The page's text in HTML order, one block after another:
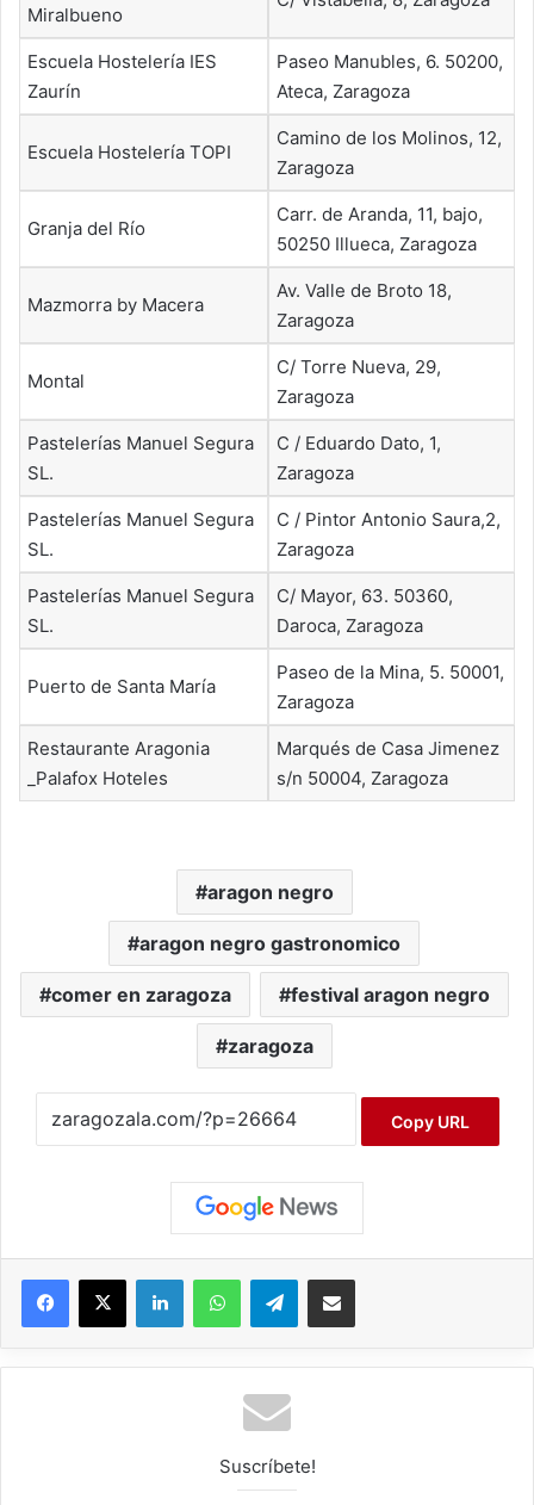
Miralbueno
Escuela Hostelería IES
Zaurín
Paseo Manubles, 6. 50200,
Ateca, Zaragoza
Escuela Hostelería TOPI
Camino de los Molinos, 12,
Zaragoza
Granja del Río
Carr. de Aranda, 11, bajo,
50250 Illueca, Zaragoza
Mazmorra by Macera
Av. Valle de Broto 18,
Zaragoza
Montal
C/ Torre Nueva, 29,
Zaragoza
Pastelerías Manuel Segura
SL.
C / Eduardo Dato, 1,
Zaragoza
Pastelerías Manuel Segura
SL.
C / Pintor Antonio Saura,2,
Zaragoza
Pastelerías Manuel Segura
SL.
C/ Mayor, 63. 50360,
Daroca, Zaragoza
Puerto de Santa María
Paseo de la Mina, 5. 50001,
Zaragoza
Restaurante Aragonia
_Palafox Hoteles
Marqués de Casa Jimenez
s/n 50004, Zaragoza
aragon negro
aragon negro gastronomico
comer en zaragoza festival aragon negro
zaragoza
Copy URL
Telegram
Suscríbete!